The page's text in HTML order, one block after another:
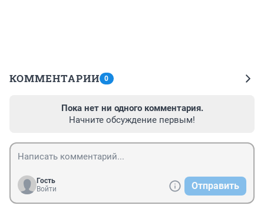
КОММЕНТАРИИ 0
Пока нет ни одного комментария.
Начните обсуждение первым!
Гость
Войти
Отправить